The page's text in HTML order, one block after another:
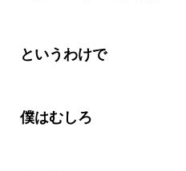
というわけで
僕はむしろ